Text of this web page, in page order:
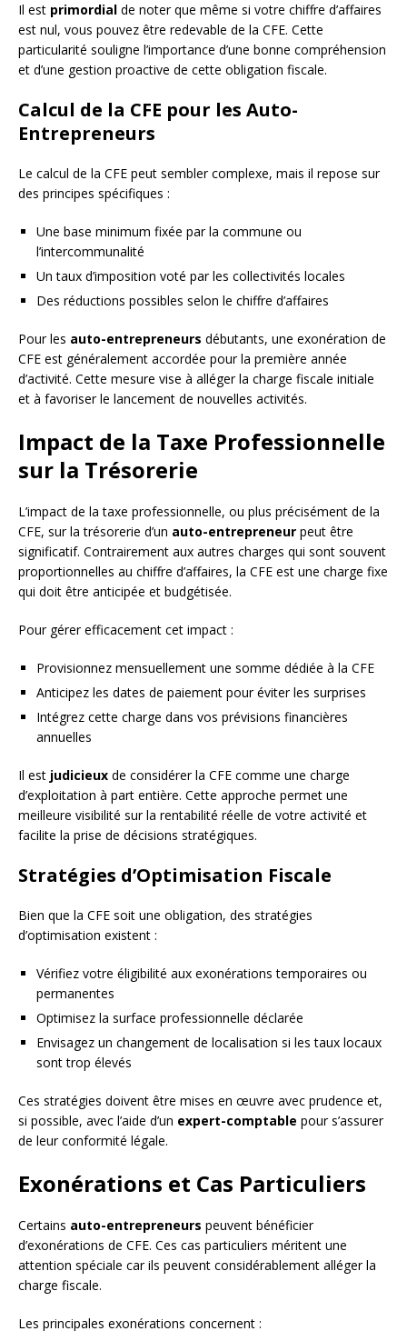
Il est primordial de noter que même si votre chiffre d’affaires
est nul, vous pouvez être redevable de la CFE. Cette
particularité souligne l’importance d’une bonne compréhension
et d’une gestion proactive de cette obligation fiscale.
Calcul de la CFE pour les Auto-
Entrepreneurs
Le calcul de la CFE peut sembler complexe, mais il repose sur
des principes spécifiques :
Une base minimum fixée par la commune ou
l’intercommunalité
Un taux d’imposition voté par les collectivités locales
Des réductions possibles selon le chiffre d’affaires
Pour les auto-entrepreneurs débutants, une exonération de
CFE est généralement accordée pour la première année
d’activité. Cette mesure vise à alléger la charge fiscale initiale
et à favoriser le lancement de nouvelles activités.
Impact de la Taxe Professionnelle
sur la Trésorerie
L’impact de la taxe professionnelle, ou plus précisément de la
CFE, sur la trésorerie d’un auto-entrepreneur peut être
significatif. Contrairement aux autres charges qui sont souvent
proportionnelles au chiffre d’affaires, la CFE est une charge fixe
qui doit être anticipée et budgétisée.
Pour gérer efficacement cet impact :
Provisionnez mensuellement une somme dédiée à la CFE
Anticipez les dates de paiement pour éviter les surprises
Intégrez cette charge dans vos prévisions financières
annuelles
Il est judicieux de considérer la CFE comme une charge
d’exploitation à part entière. Cette approche permet une
meilleure visibilité sur la rentabilité réelle de votre activité et
facilite la prise de décisions stratégiques.
Stratégies d’Optimisation Fiscale
Bien que la CFE soit une obligation, des stratégies
d’optimisation existent :
Vérifiez votre éligibilité aux exonérations temporaires ou
permanentes
Optimisez la surface professionnelle déclarée
Envisagez un changement de localisation si les taux locaux
sont trop élevés
Ces stratégies doivent être mises en œuvre avec prudence et,
si possible, avec l’aide d’un expert-comptable pour s’assurer
de leur conformité légale.
Exonérations et Cas Particuliers
Certains auto-entrepreneurs peuvent bénéficier
d’exonérations de CFE. Ces cas particuliers méritent une
attention spéciale car ils peuvent considérablement alléger la
charge fiscale.
Les principales exonérations concernent :